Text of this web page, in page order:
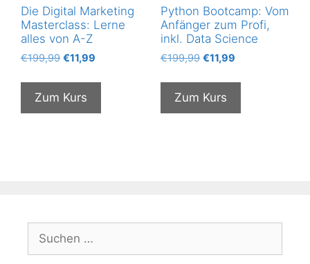
Die Digital Marketing
Masterclass: Lerne
alles von A-Z
€199,99 Ursprünglicher
war:
€199,99
€11,99
ist:
Zum Kurs
Python Bootcamp: Vom
Anfänger zum Profi,
inkl. Data Science
€199,99 Ursprünglicher
war:
€199,99
€11,99Aktueller
ist:
Zum Kurs
Suchen
nach: